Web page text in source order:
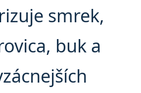
smrek,
buk a